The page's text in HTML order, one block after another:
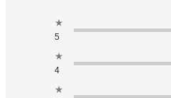
★
5
★
4
★